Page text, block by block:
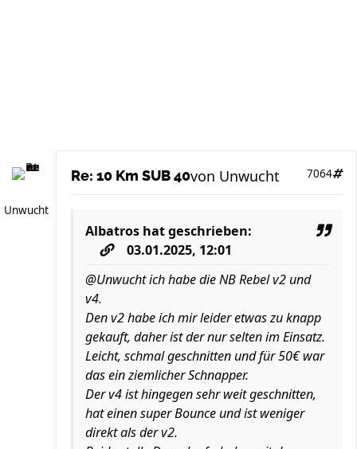
Unwucht
Re: 10 Km SUB 40 7064
von Unwucht
Albatros hat geschrieben:
03.01.2025, 12:01
@Unwucht ich habe die NB Rebel v2 und
v4.
Den v2 habe ich mir leider etwas zu knapp
gekauft, daher ist der nur selten im Einsatz.
Leicht, schmal geschnitten und für 50€ war
das ein ziemlicher Schnapper.
Der v4 ist hingegen sehr weit geschnitten,
hat einen super Bounce und ist weniger
direkt als der v2.